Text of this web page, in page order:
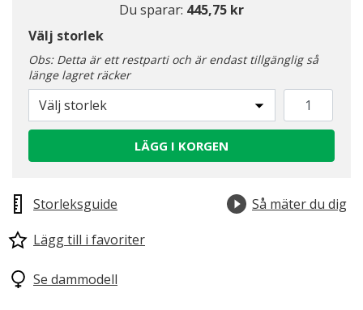
Du sparar: 445,75 kr
Välj storlek
Obs: Detta är ett restparti och är endast tillgänglig så
länge lagret räcker
Välj storlek
LÄGG I KORGEN
Storleksguide
Så mäter du dig
Lägg till i favoriter
Se dammodell